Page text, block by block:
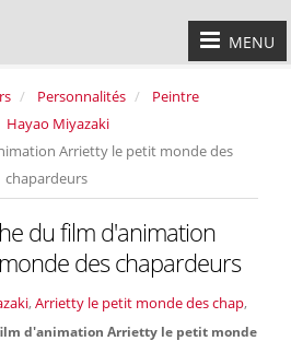
MENU
Personnalités
Peintre
Hayao Miyazaki
Arrietty le petit monde des
chapardeurs
du film d'animation
des chapardeurs
, Arrietty le petit monde des chap,
d'animation Arrietty le petit monde